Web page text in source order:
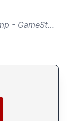
Bibliothek - e-Books - Clubhouse - Trump - GameStop - AC/DC